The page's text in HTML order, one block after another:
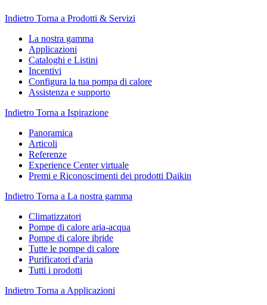
Indietro Torna a Prodotti & Servizi
La nostra gamma
Applicazioni
Cataloghi e Listini
Incentivi
Configura la tua pompa di calore
Assistenza e supporto
Indietro Torna a Ispirazione
Panoramica
Articoli
Referenze
Experience Center virtuale
Premi e Riconoscimenti dei prodotti Daikin
Indietro Torna a La nostra gamma
Climatizzatori
Pompe di calore aria-acqua
Pompe di calore ibride
Tutte le pompe di calore
Purificatori d'aria
Tutti i prodotti
Indietro Torna a Applicazioni